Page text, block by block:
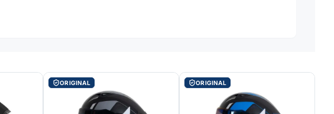
ORIGINAL ORIGINAL